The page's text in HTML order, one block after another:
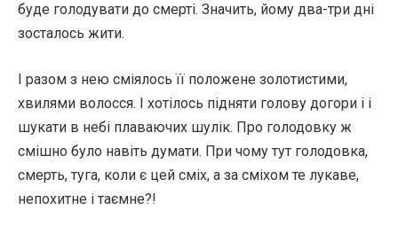
буде голодувати до смерті. Значить, йому два-три дні
зосталось жити.
І разом з нею сміялось її положене золотистими,
хвилями волосся. І хотілось підняти голову догори і і
шукати в небі плаваючих шулік. Про голодовку ж
смішно було навіть думати. При чому тут голодовка,
смерть, туга, коли є цей сміх, а за сміхом те лукаве,
непохитне і таємне?!